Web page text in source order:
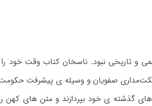
و تاریخی نبود. ناسخان كتاب وقت خود را
صفویان و وسیله ی پیشرفت
گذشته ی خود بپردازند و متن های كهن